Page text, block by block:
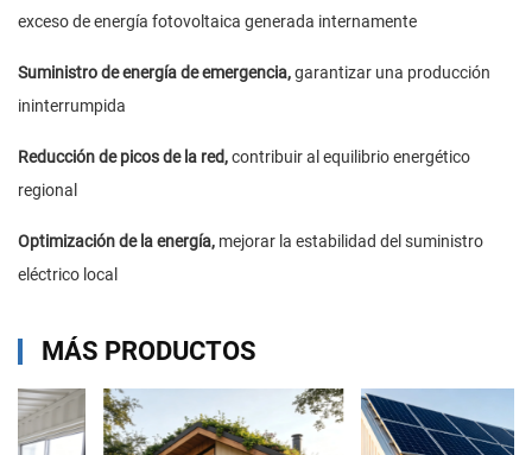
exceso de energía fotovoltaica generada internamente
Suministro de energía de emergencia,garantizar una producción
ininterrumpida
Reducción de picos de la red,contribuir al equilibrio energético
regional
Optimización de la energía, mejorar la estabilidad del suministro
eléctrico local
MÁS PRODUCTOS